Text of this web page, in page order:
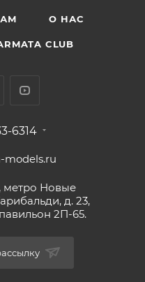
О НАС
CLUB
6314
models.ru
метро Новые
д. 23,
2П-65.